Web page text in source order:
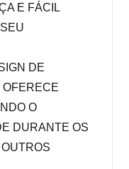
E FÁCIL
DE
OFERECE
O
DURANTE OS